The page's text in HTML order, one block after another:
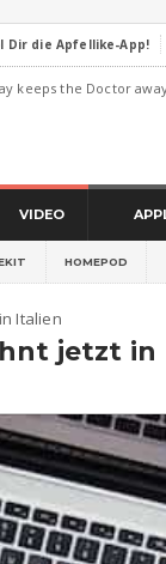
Dir die Apfellike-App!
keeps the Doctor
VIDEO
HOMEPOD
Italien
jetzt